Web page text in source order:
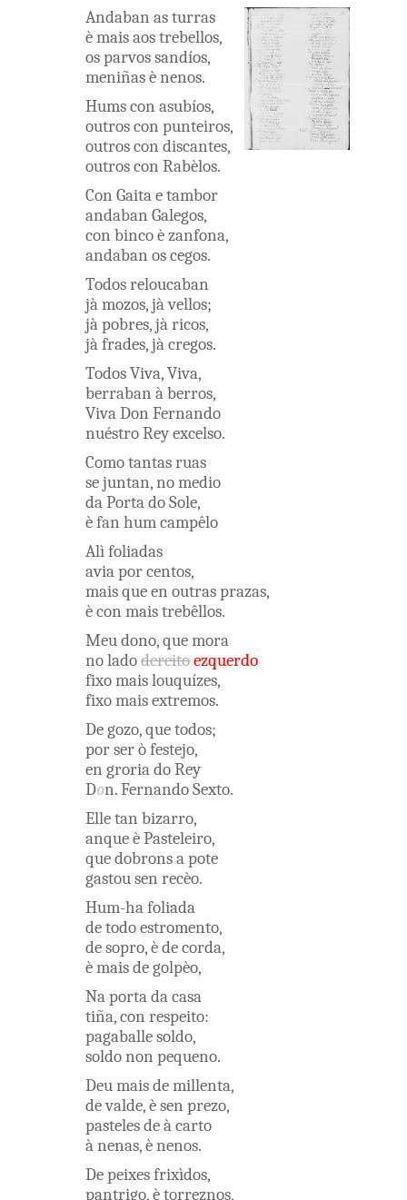
Andaban asturras
èmaisaostrebellos,
osparvossandíos,
meniñasènenos.
Humscon asubíos,
outroscon punteiros,
outroscon discantes,
outroscon Rabèlos.
Con Gaitaetambor
andaban Galegos,
con bincoèzanfona,
andaban oscegos.
Todosreloucaban
jàmozos,jàvellos;
jàpobres,jàricos,
jàfrades,jàcregos.
TodosViva,Viva,
berraban àberros,
VivaDon Fernando
nuéstroReyexcelso.
Comotantasruas
sejuntan,nomedio
daPortadoSole,
èfan humcampêlo
Alìfoliadas
aviaporcentos,
maisqueen outrasprazas,
ècon maistrebêllos.
Meudono,quemora
noladodereitoezquerdo
fixomaislouquízes,
fixomaisextremos.
Degozo,quetodos;
porseròfestejo,
en groriadoRey
Don.FernandoSexto.
Elletan bizarro,
anqueèPasteleiro,
quedobronsapote
gastousen recèo.
Hum-hafoliada
detodoestromento,
desopro,èdecorda,
èmaisdegolpèo,
Naportadacasa
tiña,con respeito:
pagaballesoldo,
soldonon pequeno.
Deumaisdemillenta,
devalde,èsen prezo,
pastelesdeàcarto
ànenas,ènenos.
Depeixesfrixìdos,
pantrigo,ètorreznos,